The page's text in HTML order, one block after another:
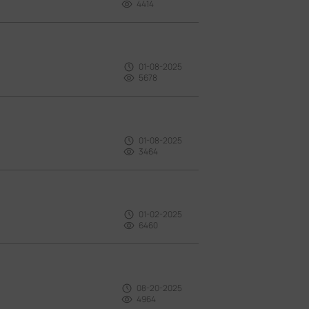
4414
01-08-2025
5678
01-08-2025
3464
01-02-2025
6460
08-20-2025
4964